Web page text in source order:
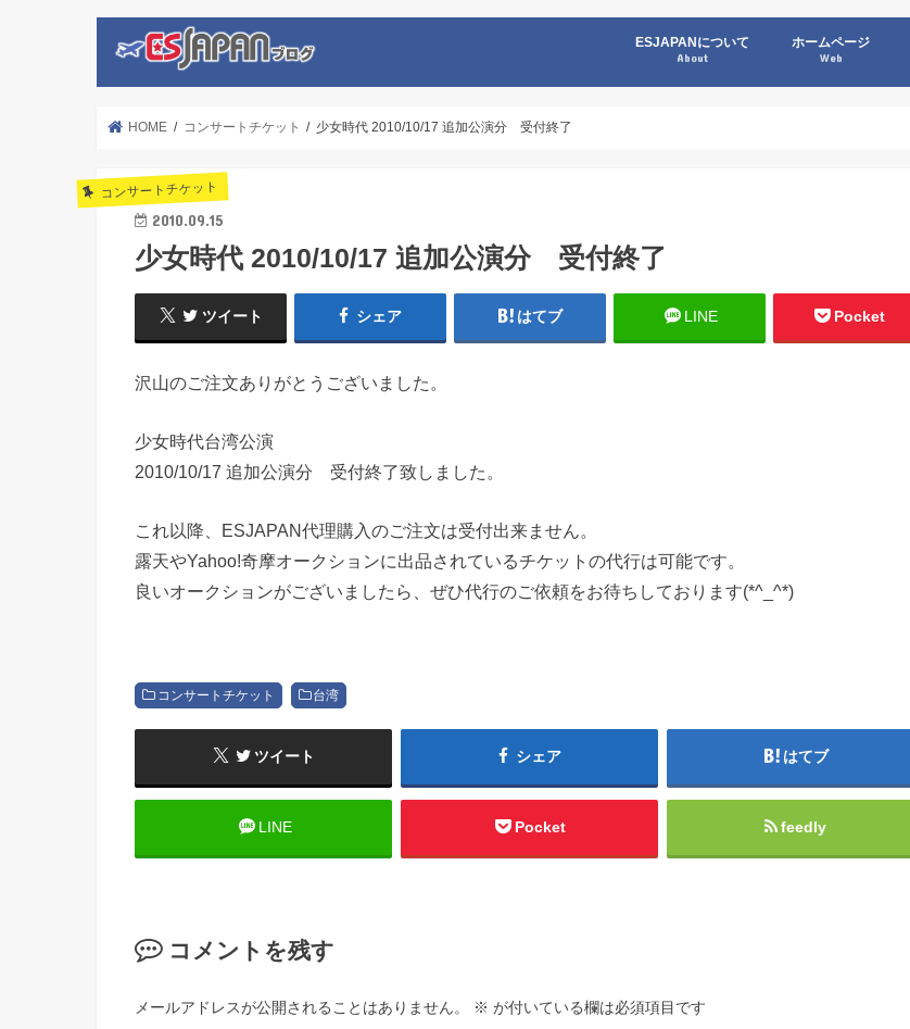
ESJAPANについて
About
ホームページ
Web
HOME コンサートチケット 少女時代 2010/10/17 追加公演分 受付終了
コンサートチケット
2010.09.15
少女時代 2010/10/17 追加公演分 受付終了
ツイート シェア はてブ LINE Pocket
沢山のご注文ありがとうございました。
少女時代台湾公演
2010/10/17 追加公演分 受付終了致しました。
これ以降、ESJAPAN代理購入のご注文は受付出来ません。
露天やYahoo!奇摩オークションに出品されているチケットの代行は可能です。
良いオークションがございましたら、ぜひ代行のご依頼をお待ちしております(*^_^*)
コンサートチケット 台湾
ツイート シェア はてブ
LINE Pocket feedly
コメントを残す
メールアドレスが公開されることはありません。 ※ が付いている欄は必須項目です